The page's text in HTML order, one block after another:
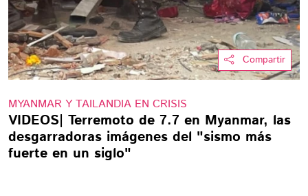
Compartir
MYANMAR Y TAILANDIA EN CRISIS
VIDEOS| Terremoto de 7.7 en Myanmar, las
desgarradoras imágenes del "sismo más
fuerte en un siglo"